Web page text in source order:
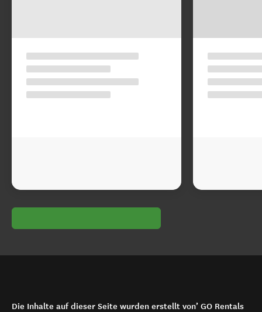
Die Inhalte auf dieser Seite wurden erstellt von’ GO Rentals